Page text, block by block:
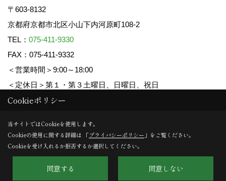
〒603-8132
京都府京都市北区小山下内河原町108-2
TEL： 075-411-9330
FAX：075-411-9332
＜営業時間＞9:00～18:00
＜定休日＞第１・第３土曜日、日曜日、祝日
Copyright (c) HARU ARCHITECTS CO.,LTD. All Rights Reserved.
Produced byゴデスクリエイト
Cookieポリシー
当サイトではCookieを使用します。
Cookieの使用に関する詳細は 「プライバシーポリシー 」をご覧ください。
Cookieを受け入れるか拒否するか選択してください。
同意する 同意しない